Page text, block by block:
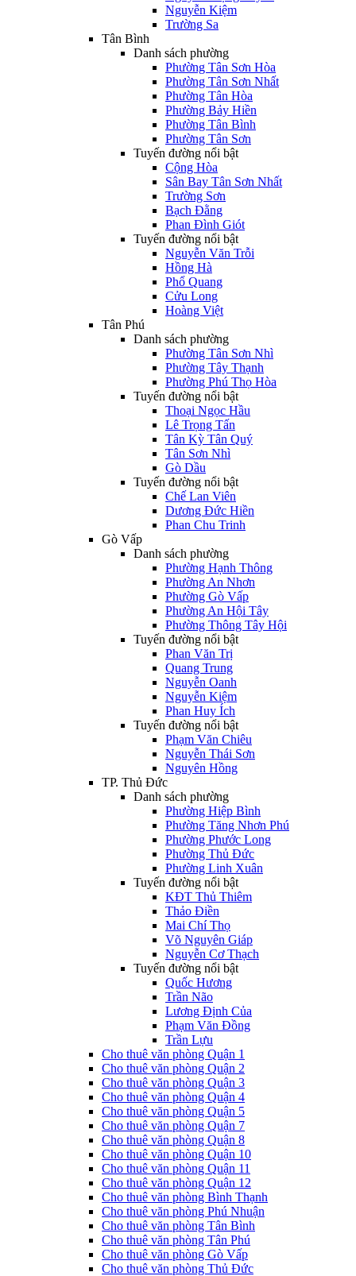
Nguyễn Kiệm
Trường Sa
Tân Bình
Danh sách phường
Phường Tân Sơn Hòa
Phường Tân Sơn Nhất
Phường Tân Hòa
Phường Bảy Hiền
Phường Tân Bình
Phường Tân Sơn
Tuyến đường nổi bật
Cộng Hòa
Sân Bay Tân Sơn Nhất
Trường Sơn
Bạch Đằng
Phan Đình Giót
Tuyến đường nổi bật
Nguyễn Văn Trỗi
Hồng Hà
Phổ Quang
Cửu Long
Hoàng Việt
Tân Phú
Danh sách phường
Phường Tân Sơn Nhì
Phường Tây Thạnh
Phường Phú Thọ Hòa
Tuyến đường nổi bật
Thoại Ngọc Hầu
Lê Trọng Tấn
Tân Kỳ Tân Quý
Tân Sơn Nhì
Gò Dầu
Tuyến đường nổi bật
Chế Lan Viên
Dương Đức Hiền
Phan Chu Trinh
Gò Vấp
Danh sách phường
Phường Hạnh Thông
Phường An Nhơn
Phường Gò Vấp
Phường An Hội Tây
Phường Thông Tây Hội
Tuyến đường nổi bật
Phan Văn Trị
Quang Trung
Nguyễn Oanh
Nguyễn Kiệm
Phan Huy Ích
Tuyến đường nổi bật
Phạm Văn Chiêu
Nguyễn Thái Sơn
Nguyên Hồng
TP. Thủ Đức
Danh sách phường
Phường Hiệp Bình
Phường Tăng Nhơn Phú
Phường Phước Long
Phường Thủ Đức
Phường Linh Xuân
Tuyến đường nổi bật
KĐT Thủ Thiêm
Thảo Điền
Mai Chí Thọ
Võ Nguyên Giáp
Nguyễn Cơ Thạch
Tuyến đường nổi bật
Quốc Hương
Trần Não
Lương Định Của
Phạm Văn Đồng
Trần Lựu
Cho thuê văn phòng Quận 1
Cho thuê văn phòng Quận 2
Cho thuê văn phòng Quận 3
Cho thuê văn phòng Quận 4
Cho thuê văn phòng Quận 5
Cho thuê văn phòng Quận 7
Cho thuê văn phòng Quận 8
Cho thuê văn phòng Quận 10
Cho thuê văn phòng Quận 11
Cho thuê văn phòng Quận 12
Cho thuê văn phòng Bình Thạnh
Cho thuê văn phòng Phú Nhuận
Cho thuê văn phòng Tân Bình
Cho thuê văn phòng Tân Phú
Cho thuê văn phòng Gò Vấp
Cho thuê văn phòng Thủ Đức